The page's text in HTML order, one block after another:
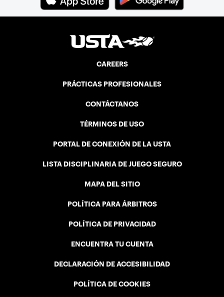
CAREERS
PRÁCTICAS PROFESIONALES
CONTÁCTANOS
TÉRMINOS DE USO
PORTAL DE CONEXIÓN DE LA USTA
LISTA DISCIPLINARIA DE JUEGO SEGURO
MAPA DEL SITIO
POLÍTICA PARA ÁRBITROS
POLÍTICA DE PRIVACIDAD
ENCUENTRA TU CUENTA
DECLARACIÓN DE ACCESIBILIDAD
POLÍTICA DE COOKIES